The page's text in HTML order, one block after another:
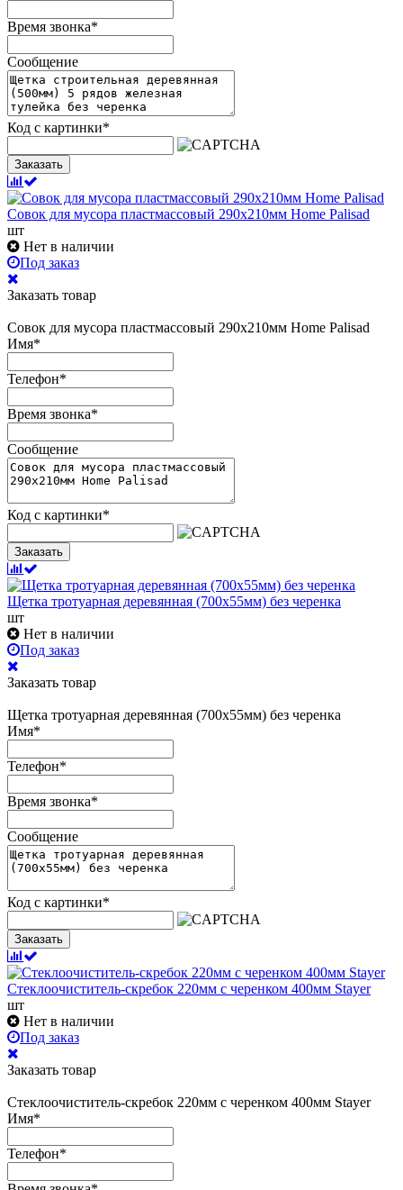
Время звонка*
Сообщение
Код с картинки*
Заказать
Совок для мусора пластмассовый 290х210мм Home Palisad
шт
Нет в наличии
Под заказ
Заказать товар
Совок для мусора пластмассовый 290х210мм Home Palisad
Имя*
Телефон*
Время звонка*
Сообщение
Код с картинки*
Заказать
Щетка тротуарная деревянная (700х55мм) без черенка
шт
Нет в наличии
Под заказ
Заказать товар
Щетка тротуарная деревянная (700х55мм) без черенка
Имя*
Телефон*
Время звонка*
Сообщение
Код с картинки*
Заказать
Стеклоочиститель-скребок 220мм с черенком 400мм Stayer
шт
Нет в наличии
Под заказ
Заказать товар
Стеклоочиститель-скребок 220мм с черенком 400мм Stayer
Имя*
Телефон*